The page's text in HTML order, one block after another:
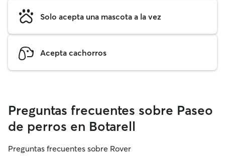
Solo acepta una mascota a la vez
Acepta cachorros
Preguntas frecuentes sobre Paseo
de perros en Botarell
Preguntas frecuentes sobre Rover